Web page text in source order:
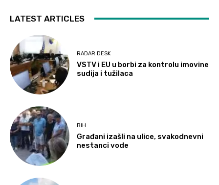
LATEST ARTICLES
RADAR DESK
VSTV i EU u borbi za kontrolu imovine
sudija i tužilaca
BIH
Građani izašli na ulice, svakodnevni
nestanci vode